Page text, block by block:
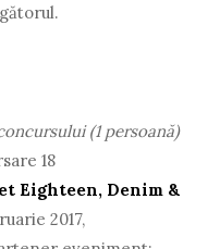
(1 persoană)
18
Eighteen, Denim &
2017,